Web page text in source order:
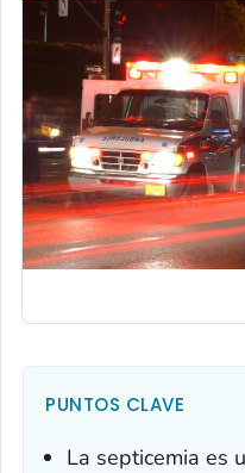
PUNTOS CLAVE
La septicemia es